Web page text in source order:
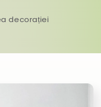
decorației